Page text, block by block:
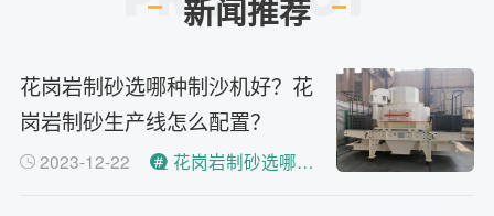
新闻推荐
花岗岩制砂选哪种制沙机好？花
岗岩制砂生产线怎么配置？
2023-12-22 花岗岩制砂选哪种制沙机好？